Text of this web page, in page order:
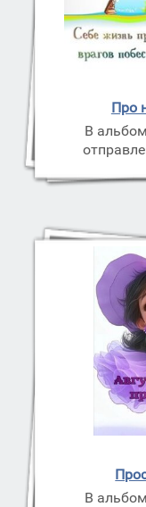
Про
В
В